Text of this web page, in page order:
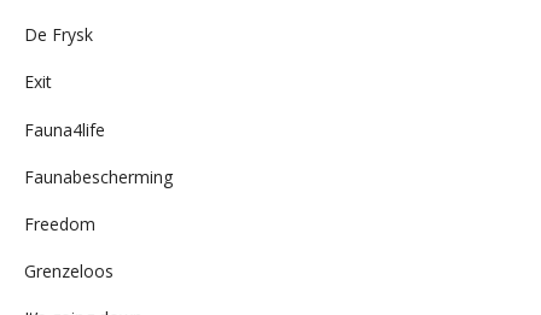
De Frysk
Exit
Fauna4life
Faunabescherming
Freedom
Grenzeloos